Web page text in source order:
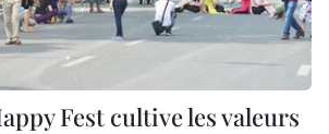
Fest cultive les valeurs